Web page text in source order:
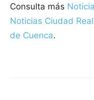
Consulta más
Noticias Ciudad Real
de Cuenca.